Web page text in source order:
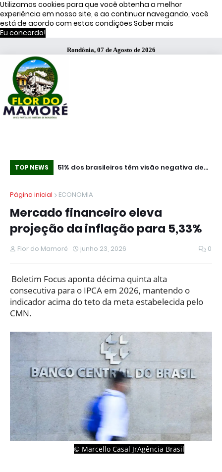
Utilizamos cookies para que você obtenha a melhor
experiência em nosso site, e ao continuar navegando, você
está de acordo com estas condições Saber mais
Eu concordo!
Rondônia, 07 de Agosto de 2026
TOP NEWS
Operação
51% dos brasileiros têm visão negativa de
Página inicial
ECONOMIA
Mercado financeiro eleva
projeção da inflação para 5,33%
Flor do Mamoré junho 23, 2026 0
Boletim Focus aponta décima quinta alta
consecutiva para o IPCA em 2026, mantendo o
indicador acima do teto da meta estabelecida pelo
CMN.
© Marcello Casal JrAgência Brasil